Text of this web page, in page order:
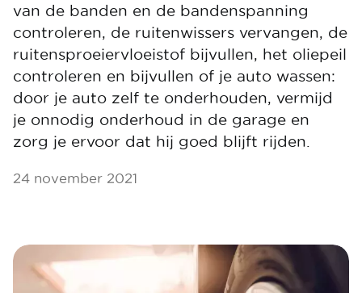
van de banden en de bandenspanning
controleren, de ruitenwissers vervangen, de
ruitensproeiervloeistof bijvullen, het oliepeil
controleren en bijvullen of je auto wassen:
door je auto zelf te onderhouden, vermijd
je onnodig onderhoud in de garage en
zorg je ervoor dat hij goed blijft rijden.
24 november 2021